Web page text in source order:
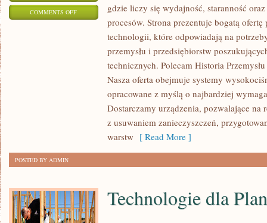
COMMENTS OFFON
ENERGETYKA
gdzie liczy się wydajność, staranność
procesów. Strona prezentuje bogatą ofertę
technologii, które odpowiadają na
przemysłu i przedsiębiorstw
technicznych. Polecam Historia
Nasza oferta obejmuje systemy
opracowane z myślą o najbardziej
Dostarczamy urządzenia, pozwalające na
z usuwaniem zanieczyszczeń,
warstw [ Read More ]
POSTED BY ADMIN
Technologie dla